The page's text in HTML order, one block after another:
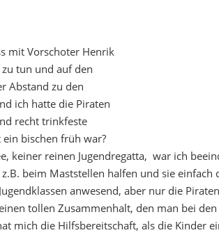
mit Vorschoter Henrik
tun und auf den
Abstand zu den
ich hatte die Piraten
recht trinkfeste
bischen früh war?
keiner reinen Jugendregatta, war ich
beim Maststellen halfen und sie einfach
anwesend, aber nur die
tollen Zusammenhalt, den man bei den
mich die Hilfsbereitschaft, als die Kinder